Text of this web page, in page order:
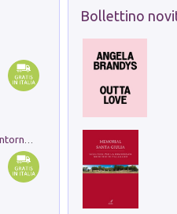
Ruderi delle ville Romano Sabine nei dintorni di Poggio Mirteto. Illustrati dal dott.re prof.re cav.re Ercole Nardi regio ispettore degli scavi e monumenti. Anno 1885. Tavole e studio. Con 25 tavole fuori testo in cartella editoriale
Bollettino